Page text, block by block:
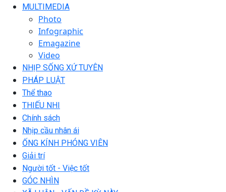
MULTIMEDIA
Photo
Infographic
Emagazine
Video
NHỊP SỐNG XỨ TUYÊN
PHÁP LUẬT
Thể thao
THIẾU NHI
Chính sách
Nhịp cầu nhân ái
ỐNG KÍNH PHÓNG VIÊN
Giải trí
Người tốt - Việc tốt
GÓC NHÌN